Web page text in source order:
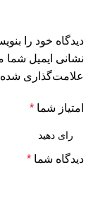
دیدگاه خود را
نشانی ایمیل شما
علامت‌گذاری
امتیاز شما *
دیدگاه شما *